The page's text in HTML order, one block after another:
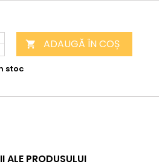
 ADAUGĂ ÎN COȘ
stoc
ALE PRODUSULUI